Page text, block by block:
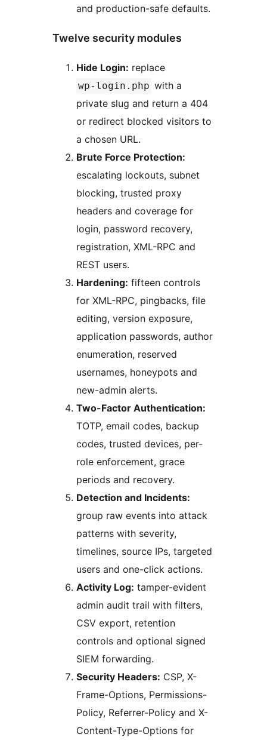
and production-safe defaults.
Twelve security modules
Hide Login: replace
wp-login.php with a
private slug and return a 404
or redirect blocked visitors to
a chosen URL.
Brute Force Protection:
escalating lockouts, subnet
blocking, trusted proxy
headers and coverage for
login, password recovery,
registration, XML-RPC and
REST users.
Hardening: fifteen controls
for XML-RPC, pingbacks, file
editing, version exposure,
application passwords, author
enumeration, reserved
usernames, honeypots and
new-admin alerts.
Two-Factor Authentication:
TOTP, email codes, backup
codes, trusted devices, per-
role enforcement, grace
periods and recovery.
Detection and Incidents:
group raw events into attack
patterns with severity,
timelines, source IPs, targeted
users and one-click actions.
Activity Log: tamper-evident
admin audit trail with filters,
CSV export, retention
controls and optional signed
SIEM forwarding.
Security Headers: CSP, X-
Frame-Options, Permissions-
Policy, Referrer-Policy and X-
Content-Type-Options for